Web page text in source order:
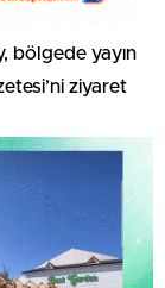
bölgede yayın
ziyaret